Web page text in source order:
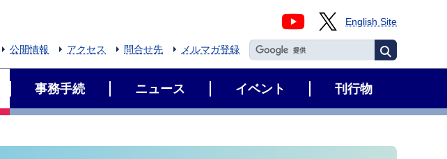
English Site
公開情報 アクセス 問合せ先 メルマガ登録
事務手続 ニュース イベント 刊行物